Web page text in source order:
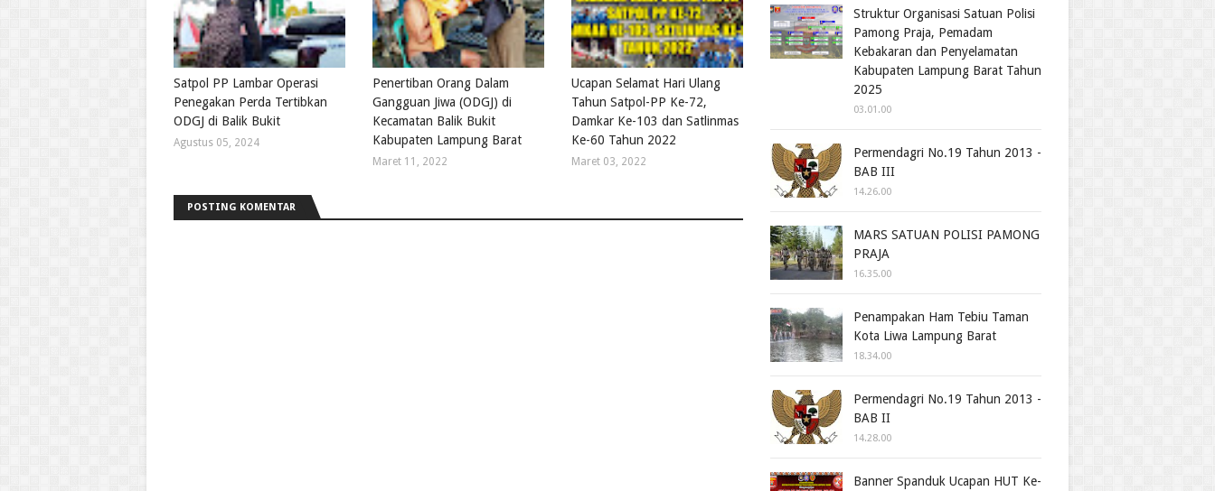
Satpol PP Lambar Operasi
Penegakan Perda Tertibkan
ODGJ di Balik Bukit
Agustus 05, 2024
Penertiban Orang Dalam
Gangguan Jiwa (ODGJ) di
Kecamatan Balik Bukit
Kabupaten Lampung Barat
Maret 11, 2022
Ucapan Selamat Hari Ulang
Tahun Satpol-PP Ke-72,
Damkar Ke-103 dan Satlinmas
Ke-60 Tahun 2022
Maret 03, 2022
POSTING KOMENTAR
Struktur Organisasi Satuan Polisi
Pamong Praja, Pemadam
Kebakaran dan Penyelamatan
Kabupaten Lampung Barat Tahun
2025
03.01.00
Permendagri No.19 Tahun 2013 -
BAB III
14.26.00
MARS SATUAN POLISI PAMONG
PRAJA
16.35.00
Penampakan Ham Tebiu Taman
Kota Liwa Lampung Barat
18.34.00
Permendagri No.19 Tahun 2013 -
BAB II
14.28.00
Banner Spanduk Ucapan HUT Ke-